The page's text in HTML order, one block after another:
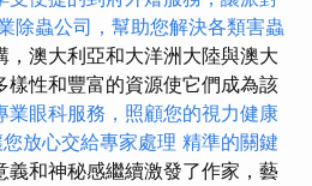
除蟲公司，幫助您解決各類害蟲
，澳大利亞和大洋洲大陸與澳大
樣性和豐富的資源使它們成為該
業眼科服務，照顧您的視力健康
放心交給專家處理 精準的關鍵
義和神秘感繼續激發了作家，藝